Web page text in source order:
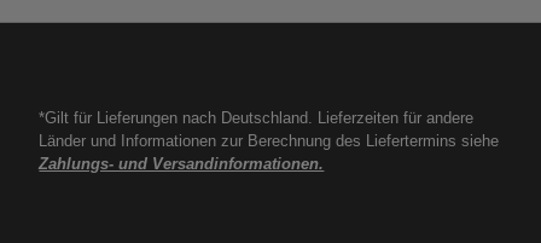
*Gilt für Lieferungen nach Deutschland. Lieferzeiten für andere
Länder und Informationen zur Berechnung des Liefertermins siehe
Zahlungs- und Versandinformationen.